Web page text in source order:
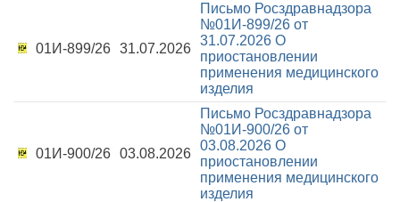
01И-899/26 31.07.2026
Письмо Росздравнадзора
№01И-899/26 от
31.07.2026 О
приостановлении
применения медицинского
изделия
01И-900/26 03.08.2026
Письмо Росздравнадзора
№01И-900/26 от
03.08.2026 О
приостановлении
применения медицинского
изделия